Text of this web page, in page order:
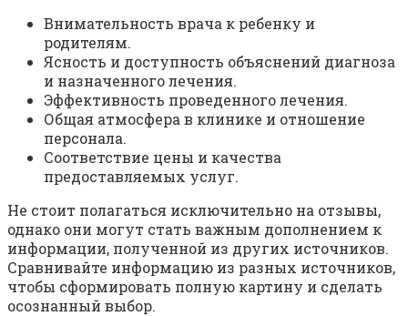
Внимательность врача к ребенку и
родителям.
Ясность и доступность объяснений диагноза
и назначенного лечения.
Эффективность проведенного лечения.
Общая атмосфера в клинике и отношение
персонала.
Соответствие цены и качества
предоставляемых услуг.
Не стоит полагаться исключительно на отзывы,
однако они могут стать важным дополнением к
информации, полученной из других источников.
Сравнивайте информацию из разных источников,
чтобы сформировать полную картину и сделать
осознанный выбор.